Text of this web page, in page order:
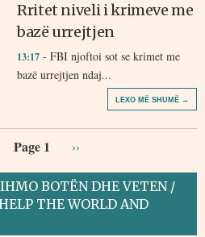
Rritet niveli i krimeve me
bazë urrejtjen
13:17 - FBI njoftoi sot se krimet me
bazë urrejtjen ndaj...
LEXO MË SHUMË →
Page 1 ››
BOTËN DHE VETEN /
THE WORLD AND